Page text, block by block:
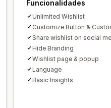
Funcionalidades
Unlimited Wishlist
Customize Button &
Share wishlist on social
Hide Branding
Wishlist page & popup
Language
Basic Insights